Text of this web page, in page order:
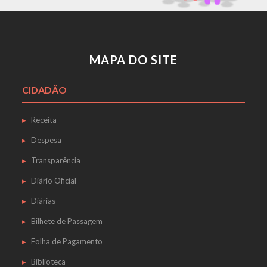
MAPA DO SITE
CIDADÃO
Receita
Despesa
Transparência
Diário Oficial
Diárias
Bilhete de Passagem
Folha de Pagamento
Biblioteca